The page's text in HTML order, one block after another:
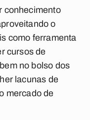
conhecimento
o
como ferramenta
cursos de
no bolso dos
lacunas de
mercado de